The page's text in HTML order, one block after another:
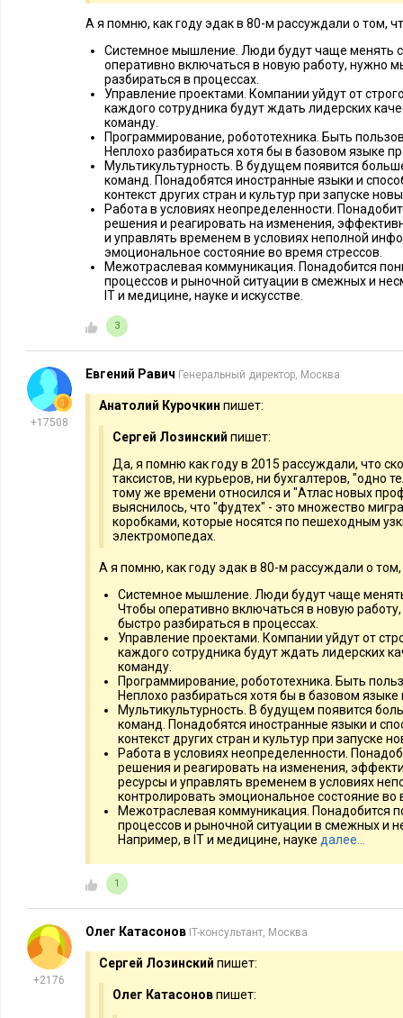
А я помню, как году эдак в 80-м рассуждали о том,
Системное мышление. Люди будут чаще менять
оперативно включаться в новую работу, нужно
разбираться в процессах.
Управление проектами. Компании уйдут от
каждого сотрудника будут ждать лидерских
команду.
Программирование, робототехника. Быть
Неплохо разбираться хотя бы в базовом языке
Мультикультурность. В будущем появится
команд. Понадобятся иностранные языки и
контекст других стран и культур при запуске
Работа в условиях неопределенности.
решения и реагировать на изменения,
и управлять временем в условиях неполной
эмоциональное состояние во время стрессов.
Межотраслевая коммуникация. Понадобится
процессов и рыночной ситуации в смежных и
IT и медицине, науке и искусстве.
3
+17508
Евгений Равич Генеральный директор, Москва
Анатолий Курочкин пишет:
Сергей Лозинский пишет:
Да, я помню как году в 2015 рассуждали, что
таксистов, ни курьеров, ни бухгалтеров, "одно
тому же времени относился и "Атлас новых
выяснилось, что "фудтех" - это множество
коробками, которые носятся по пешеходным
электромопедах.
А я помню, как году эдак в 80-м рассуждали о
Системное мышление. Люди будут чаще
Чтобы оперативно включаться в новую
быстро разбираться в процессах.
Управление проектами. Компании уйдут от
каждого сотрудника будут ждать лидерских
команду.
Программирование, робототехника. Быть
Неплохо разбираться хотя бы в базовом
Мультикультурность. В будущем появится
команд. Понадобятся иностранные языки и
контекст других стран и культур при запуске
Работа в условиях неопределенности.
решения и реагировать на изменения,
ресурсы и управлять временем в условиях
контролировать эмоциональное состояние во
Межотраслевая коммуникация. Понадобится
процессов и рыночной ситуации в смежных и
Например, в IT и медицине, науке далее…
1
+2176
Олег Катасонов IT-консультант, Москва
Сергей Лозинский пишет:
Олег Катасоновпишет: